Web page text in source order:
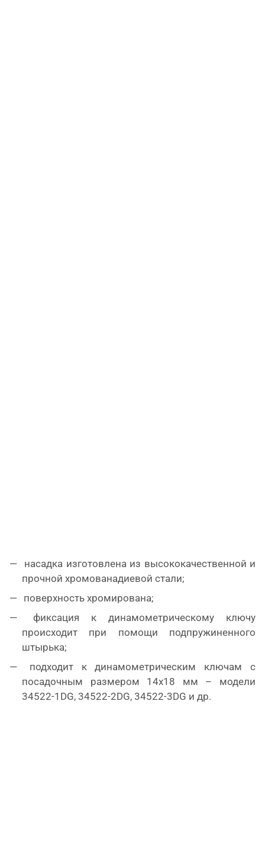
насадка изготовлена из высококачественной и
прочной хромованадиевой стали;
поверхность хромирована;
фиксация к динамометрическому ключу
происходит при помощи подпружиненного
штырька;
подходит к динамометрическим ключам с
посадочным размером 14х18 мм – модели
34522-1DG, 34522-2DG, 34522-3DG и др.